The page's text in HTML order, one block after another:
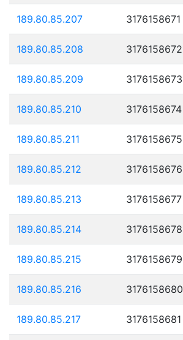
189.80.85.207 3176158671
189.80.85.208 3176158672
189.80.85.209 3176158673
189.80.85.210 3176158674
189.80.85.211 3176158675
189.80.85.212 3176158676
189.80.85.213 3176158677
189.80.85.214 3176158678
189.80.85.215 3176158679
189.80.85.216 3176158680
189.80.85.217 3176158681